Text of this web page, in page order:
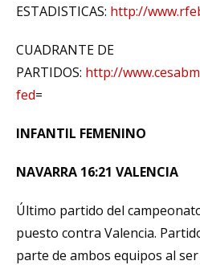
ESTADISTICAS: http://
CUADRANTE DE
PARTIDOS: http://
fed=
INFANTIL FEMENINO
NAVARRA 16:21 VALENCIA
Último partido del
puesto contra Valencia.
parte de ambos equipos al